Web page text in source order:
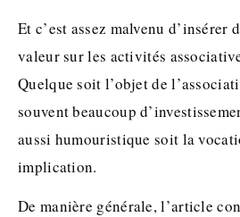
Et c’est assez malvenu d’insérer
valeur sur les activités
Quelque soit l’objet de
souvent beaucoup
aussi humouristique soit la
implication.
De manière générale, l’article